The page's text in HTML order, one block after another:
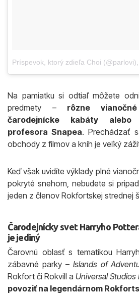
Príspevok, ktorý zdieľa Choi (@parlovi)
Na pamiatku si odtiaľ môžete
predmety – rôzne
čarodejnícke kabáty
profesora Snapea. Prechádzať
obchody z filmov a kníh je veľký
Keď však uvidíte výklady plné
pokryté snehom, nebudete si
jeden z členov Rokfortskej strednej
Čarodejnícky svet Harryho
je jediný
Čarovnú oblasť s tematikou
zábavné parky – Islands of
Rokfort či Rokvill a Universal Studios
povoziť na legendárnom